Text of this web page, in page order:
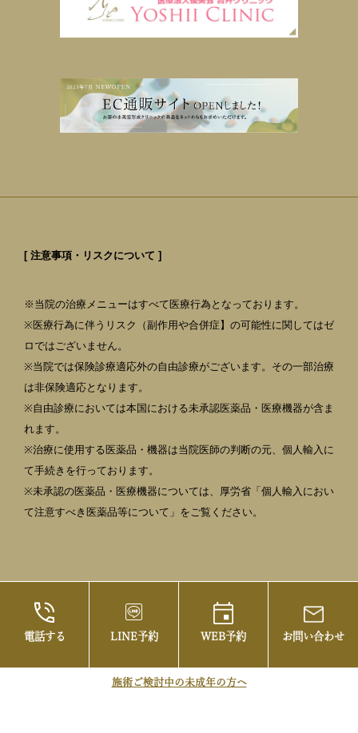
電話する LINE予約 WEB予約 お問い合わせ
施術ご検討中の未成年の方へ
[ 注意事項・リスクについて ]
※当院の治療メニューはすべて医療行為となっております。
※医療行為に伴うリスク（副作用や合併症】の可能性に関してはゼ
ロではございません。
※当院では保険診療適応外の自由診療がございます。その一部治療
は非保険適応となります。
※自由診療においては本国における未承認医薬品・医療機器が含ま
れます。
※治療に使用する医薬品・機器は当院医師の判断の元、個人輸入に
て手続きを行っております。
※未承認の医薬品・医療機器については、厚労省「個人輸入におい
て注意すべき医薬品等について」をご覧ください。
らお茶の水美容形成クリニック